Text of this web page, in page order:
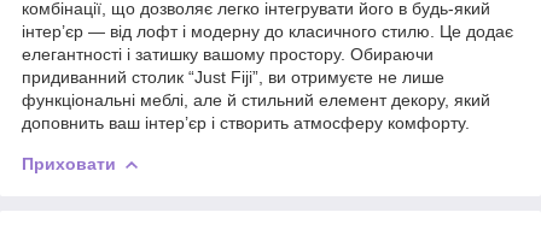
комбінації, що дозволяє легко інтегрувати його в будь-який
інтер’єр — від лофт і модерну до класичного стилю. Це додає
елегантності і затишку вашому простору. Обираючи
придиванний столик “Just Fiji”, ви отримуєте не лише
функціональні меблі, але й стильний елемент декору, який
доповнить ваш інтер’єр і створить атмосферу комфорту.
Приховати